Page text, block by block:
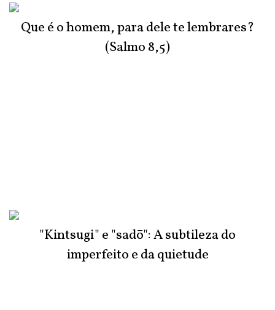
Que é o homem, para dele te lembrares?
(Salmo 8,5)
"Kintsugi" e "sadō": A subtileza do
imperfeito e da quietude